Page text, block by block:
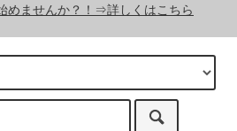
めませんか？！⇒詳しくはこちら